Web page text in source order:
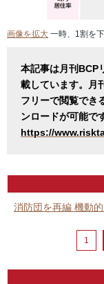
画像を拡大 一時、1割を
本記事は月刊BCP
載しています。月
フリーで閲覧でき
ンロードが可能で
https://​
消防団を再編 機動
1